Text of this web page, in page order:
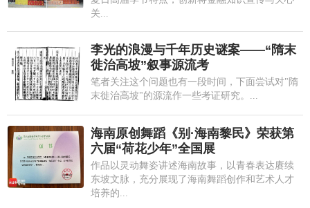
关...
李光的浪漫与千年历史谜案——“隋末
徙治高坡”叙事源流考
笔者关注这个问题也有一段时间，下面尝试对"隋
末徙治高坡"的源流作一些考证研究。...
海南原创舞蹈《别·海南黎民》荣获第
六届“荷花少年”全国展
作品以灵动舞姿讲述海南故事，以青春表达赓续
东坡文脉，充分展现了海南舞蹈创作和艺术人才
培养的...